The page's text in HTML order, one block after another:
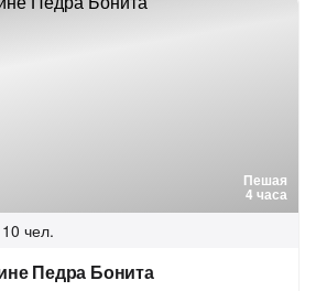
Пешая
4 часа
чел.
Педра Бонита